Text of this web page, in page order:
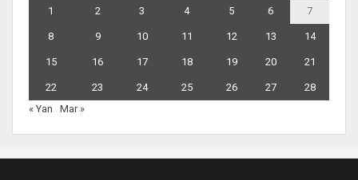
1 2 3 4 5 6 7
8 9 10 11 12 13 14
15 16 17 18 19 20 21
22 23 24 25 26 27
28
« Yan
Mar »